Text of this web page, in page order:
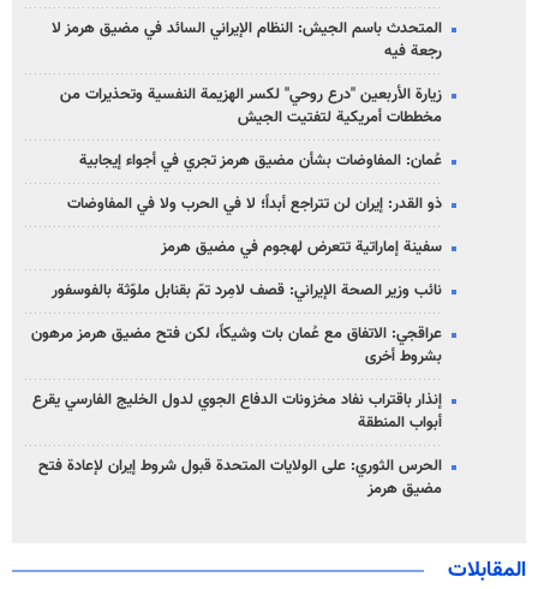
المتحدث باسم الجيش: النظام الإيراني السائد في مضيق هرمز لا
رجعة فيه
زيارة الأربعين "درع روحي" لكسر الهزيمة النفسية وتحذيرات من
مخططات أمريكية لتفتيت الجيش
عُمان: المفاوضات بشأن مضيق هرمز تجري في أجواء إيجابية
ذو القدر: إيران لن تتراجع أبداً؛ لا في الحرب ولا في المفاوضات
سفينة إماراتية تتعرض لهجوم في مضيق هرمز
نائب وزير الصحة الإيراني: قصف لامِرد تمّ بقنابل ملوّثة بالفوسفور
عراقجي: الاتفاق مع عُمان بات وشيكاً، لكن فتح مضيق هرمز مرهون
بشروط أخرى
إنذار باقتراب نفاد مخزونات الدفاع الجوي لدول الخليج الفارسي يقرع
أبواب المنطقة
الحرس الثوري: على الولايات المتحدة قبول شروط إيران لإعادة فتح
مضيق هرمز
المقابلات